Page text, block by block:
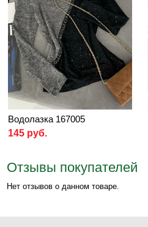
Водолазка 167005
145 руб.
Отзывы покупателей
Нет отзывов о данном товаре.